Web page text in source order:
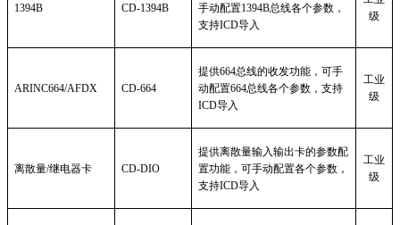
1394B CD-1394B
手动配置1394B总线各个参数，
支持ICD导入
级
ARINC664/AFDX CD-664
提供664总线的收发功能，可手
动配置664总线各个参数，支持
ICD导入
工业
级
离散量/继电器卡 CD-DIO
提供离散量输入输出卡的参数配
置功能，可手动配置各个参数，
支持ICD导入
工业
级